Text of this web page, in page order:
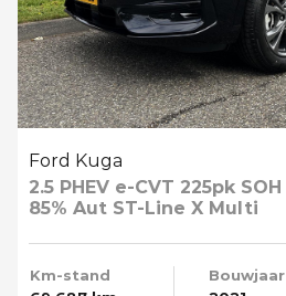
Ford Kuga
2.5 PHEV e-CVT 225pk SOH
85% Aut ST-Line X Multi
Km-stand
Bouwjaar